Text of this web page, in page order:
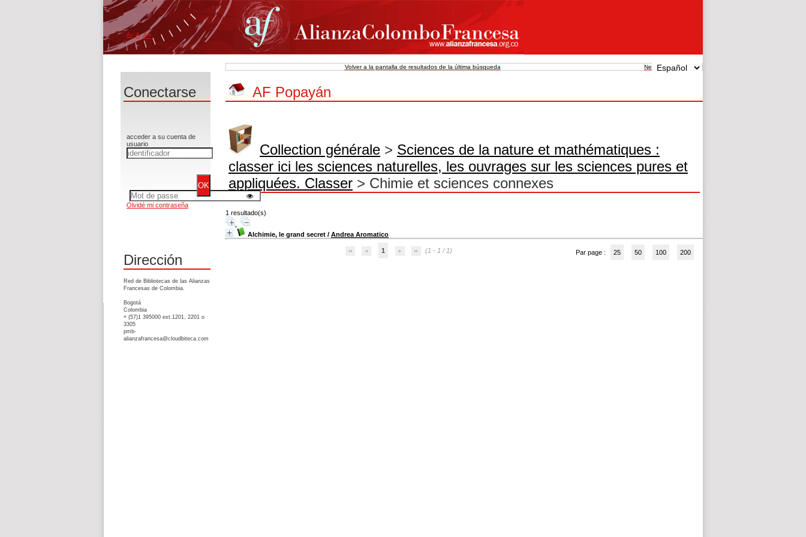
Volver a la pantalla de resultados de la última búsqueda New search
AF Popayán
Collection générale > Sciences de la nature et mathématiques :
classer ici les sciences naturelles, les ouvrages sur les sciences pures et
appliquées. Classer > Chimie et sciences connexes
1 resultado(s)
Alchimie, le grand secret / Andrea Aromatico
1 (1 - 1 / 1) Par page : 25 50 100 200
A- A A+
Conectarse
acceder a su cuenta de
usuario
Olvidé mi contraseña
Dirección
Red de Bibliotecas de las Alianzas
Francesas de Colombia.
Bogotá
Colombia
+ (57)1 395000 ext.1201, 2201 o
3305
pmb-
alianzafrancesa@cloudbiteca.com